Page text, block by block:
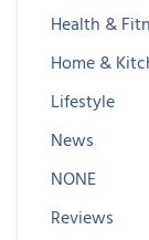
Health &
Home &
Lifestyle
News
NONE
Reviews